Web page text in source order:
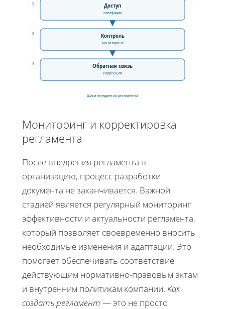
Доступ
платформа
Контроль
мониторинг
Обратная связь
коррекция
2
3
4
Шаги внедрения регламента
Мониторинг и корректировка
регламента
После внедрения регламента в
организацию, процесс разработки
документа не заканчивается. Важной
стадией является регулярный мониторинг
эффективности и актуальности регламента,
который позволяет своевременно вносить
необходимые изменения и адаптации. Это
помогает обеспечивать соответствие
действующим нормативно-правовым актам
и внутренним политикам компании. Как
создать регламент — это не просто